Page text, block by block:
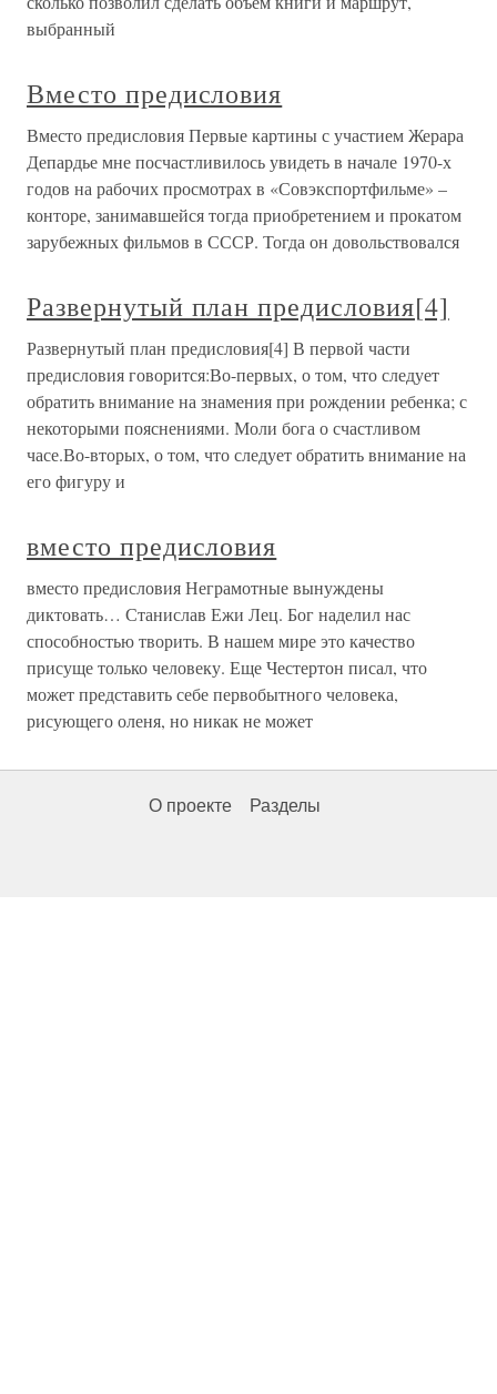
выбранный
Вместо предисловия
Вместо предисловия Первые картины с участием Жерара
Депардье мне посчастливилось увидеть в начале 1970-х
годов на рабочих просмотрах в «Совэкспортфильме» –
конторе, занимавшейся тогда приобретением и прокатом
зарубежных фильмов в СССР. Тогда он довольствовался
Развернутый план предисловия[4]
Развернутый план предисловия[4] В первой части
предисловия говорится:Во-первых, о том, что следует
обратить внимание на знамения при рождении ребенка; с
некоторыми пояснениями. Моли бога о счастливом
часе.Во-вторых, о том, что следует обратить внимание на
его фигуру и
вместо предисловия
вместо предисловия Неграмотные вынуждены
диктовать… Станислав Ежи Лец. Бог наделил нас
способностью творить. В нашем мире это качество
присуще только человеку. Еще Честертон писал, что
может представить себе первобытного человека,
рисующего оленя, но никак не может
О проекте Разделы